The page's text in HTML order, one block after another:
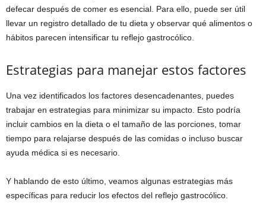
defecar después de comer es esencial. Para ello, puede ser útil
llevar un registro detallado de tu dieta y observar qué alimentos o
hábitos parecen intensificar tu reflejo gastrocólico.
Estrategias para manejar estos factores
Una vez identificados los factores desencadenantes, puedes
trabajar en estrategias para minimizar su impacto. Esto podría
incluir cambios en la dieta o el tamaño de las porciones, tomar
tiempo para relajarse después de las comidas o incluso buscar
ayuda médica si es necesario.
Y hablando de esto último, veamos algunas estrategias más
específicas para reducir los efectos del reflejo gastrocólico.